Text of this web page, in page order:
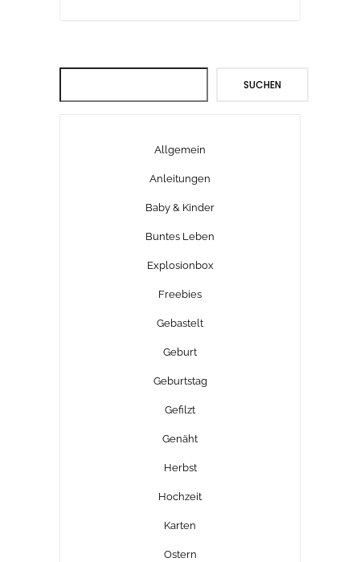
SUCHEN
Allgemein
Anleitungen
Baby & Kinder
Buntes Leben
Explosionbox
Freebies
Gebastelt
Geburt
Geburtstag
Gefilzt
Genäht
Herbst
Hochzeit
Karten
Ostern